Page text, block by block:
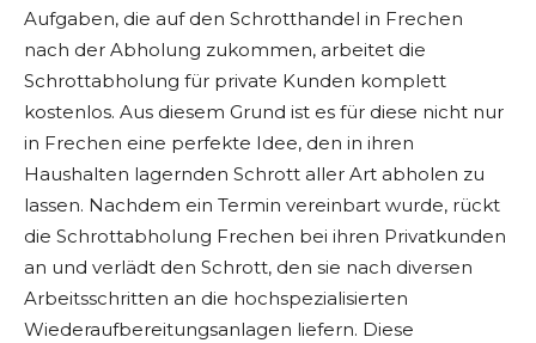
Aufgaben, die auf den Schrotthandel in Frechen
nach der Abholung zukommen, arbeitet die
Schrottabholung für private Kunden komplett
kostenlos. Aus diesem Grund ist es für diese nicht nur
in Frechen eine perfekte Idee, den in ihren
Haushalten lagernden Schrott aller Art abholen zu
lassen. Nachdem ein Termin vereinbart wurde, rückt
die Schrottabholung Frechen bei ihren Privatkunden
an und verlädt den Schrott, den sie nach diversen
Arbeitsschritten an die hochspezialisierten
Wiederaufbereitungsanlagen liefern. Diese